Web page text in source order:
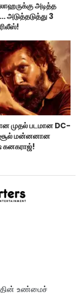
அடித்த
அடுத்தடுத்து 3
முதல் படமான DC-
மன்னனான
உண்மைச்